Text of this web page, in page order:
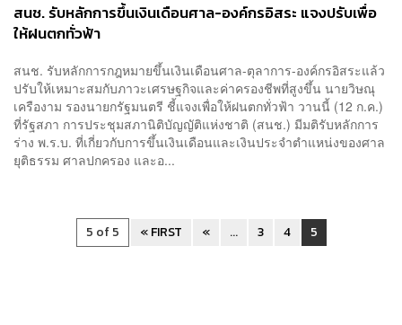
สนช. รับหลักการขึ้นเงินเดือนศาล-องค์กรอิสระ แจงปรับเพื่อ
ให้ฝนตกทั่วฟ้า
สนช. รับหลักการกฎหมายขึ้นเงินเดือนศาล-ตุลาการ-องค์กรอิสระแล้ว
ปรับให้เหมาะสมกับภาวะเศรษฐกิจและค่าครองชีพที่สูงขึ้น นายวิษณุ
เครืองาม รองนายกรัฐมนตรี ชี้แจงเพื่อให้ฝนตกทั่วฟ้า วานนี้ (12 ก.ค.)
ที่รัฐสภา การประชุมสภานิติบัญญัติแห่งชาติ (สนช.) มีมติรับหลักการ
ร่าง พ.ร.บ. ที่เกี่ยวกับการขึ้นเงินเดือนและเงินประจำตำแหน่งของศาล
ยุติธรรม ศาลปกครอง และอ...
5 of 5 « FIRST « ... 3 4 5